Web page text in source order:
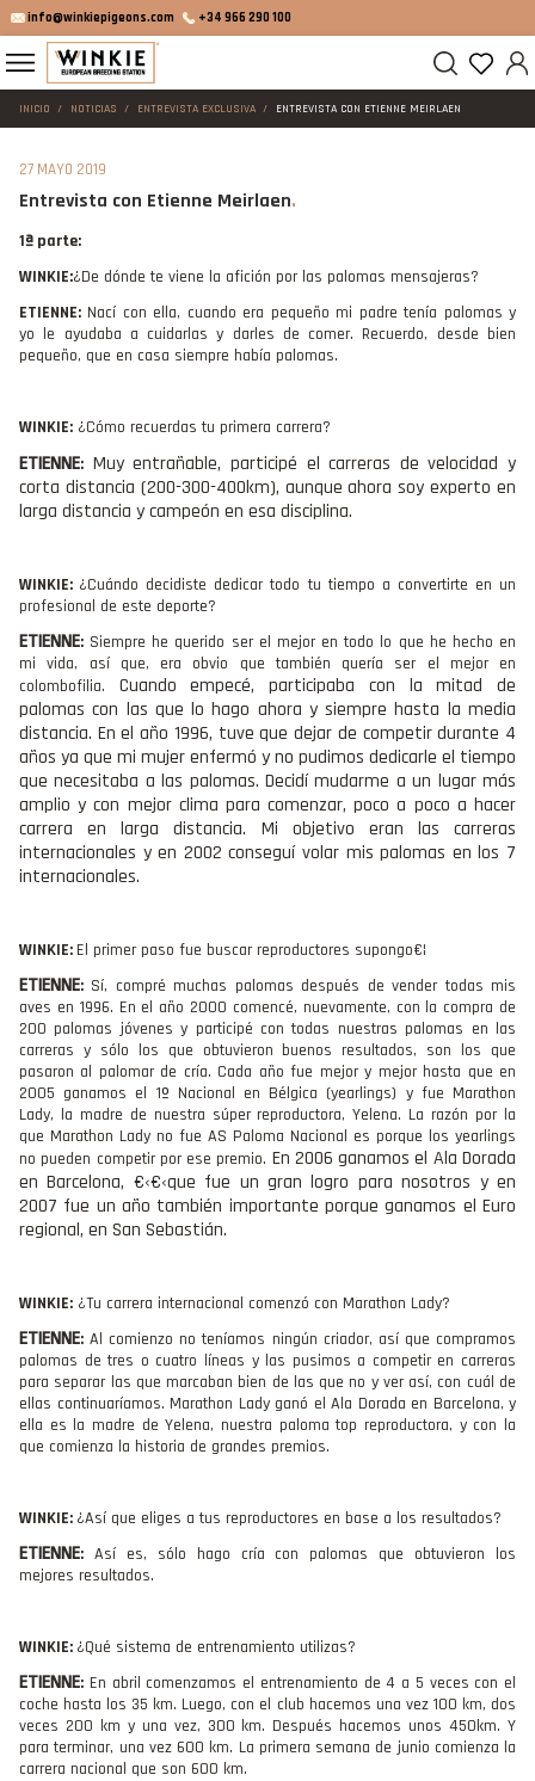
info@winkiepigeons.com +34 966 290 100
INICIO NOTICIAS ENTREVISTA EXCLUSIVA ENTREVISTA CON ETIENNE MEIRLAEN
27 MAYO 2019
Entrevista con Etienne Meirlaen
1ª parte:
WINKIE:¿De dónde te viene la afición por las palomas mensajeras?
ETIENNE: Nací con ella, cuando era pequeño mi padre tenía palomas y
yo le ayudaba a cuidarlas y darles de comer. Recuerdo, desde bien
pequeño, que en casa siempre había palomas.
WINKIE: ¿Cómo recuerdas tu primera carrera?
ETIENNE: Muy entrañable, participé el carreras de velocidad y
corta distancia (200-300-400km), aunque ahora soy experto en
larga distancia y campeón en esa disciplina.
WINKIE: ¿Cuándo decidiste dedicar todo tu tiempo a convertirte en un
profesional de este deporte?
ETIENNE: Siempre he querido ser el mejor en todo lo que he hecho en
mi vida, así que, era obvio que también quería ser el mejor en
colombofilia. Cuando empecé, participaba con la mitad de
palomas con las que lo hago ahora y siempre hasta la media
distancia. En el año 1996, tuve que dejar de competir durante 4
años ya que mi mujer enfermó y no pudimos dedicarle el tiempo
que necesitaba a las palomas. Decidí mudarme a un lugar más
amplio y con mejor clima para comenzar, poco a poco a hacer
carrera en larga distancia. Mi objetivo eran las carreras
internacionales y en 2002 conseguí volar mis palomas en los 7
internacionales.
WINKIE: El primer paso fue buscar reproductores supongo€¦
ETIENNE: Sí, compré muchas palomas después de vender todas mis
aves en 1996. En el año 2000 comencé, nuevamente, con la compra de
200 palomas jóvenes y participé con todas nuestras palomas en las
carreras y sólo los que obtuvieron buenos resultados, son los que
pasaron al palomar de cría. Cada año fue mejor y mejor hasta que en
2005 ganamos el 1º Nacional en Bélgica (yearlings) y fue Marathon
Lady, la madre de nuestra súper reproductora, Yelena. La razón por la
que Marathon Lady no fue AS Paloma Nacional es porque los yearlings
no pueden competir por ese premio. En 2006 ganamos el Ala Dorada
en Barcelona, €‹€‹que fue un gran logro para nosotros y en
2007 fue un año también importante porque ganamos el Euro
regional, en San Sebastián.
WINKIE: ¿Tu carrera internacional comenzó con Marathon Lady?
ETIENNE: Al comienzo no teníamos ningún criador, así que compramos
palomas de tres o cuatro líneas y las pusimos a competir en carreras
para separar las que marcaban bien de las que no y ver así, con cuál de
ellas continuaríamos. Marathon Lady ganó el Ala Dorada en Barcelona, y
ella es la madre de Yelena, nuestra paloma top reproductora, y con la
que comienza la historia de grandes premios.
WINKIE: ¿Así que eliges a tus reproductores en base a los resultados?
ETIENNE: Así es, sólo hago cría con palomas que obtuvieron los
mejores resultados.
WINKIE: ¿Qué sistema de entrenamiento utilizas?
ETIENNE: En abril comenzamos el entrenamiento de 4 a 5 veces con el
coche hasta los 35 km. Luego, con el club hacemos una vez 100 km, dos
veces 200 km y una vez, 300 km. Después hacemos unos 450km. Y
para terminar, una vez 600 km. La primera semana de junio comienza la
carrera nacional que son 600 km.